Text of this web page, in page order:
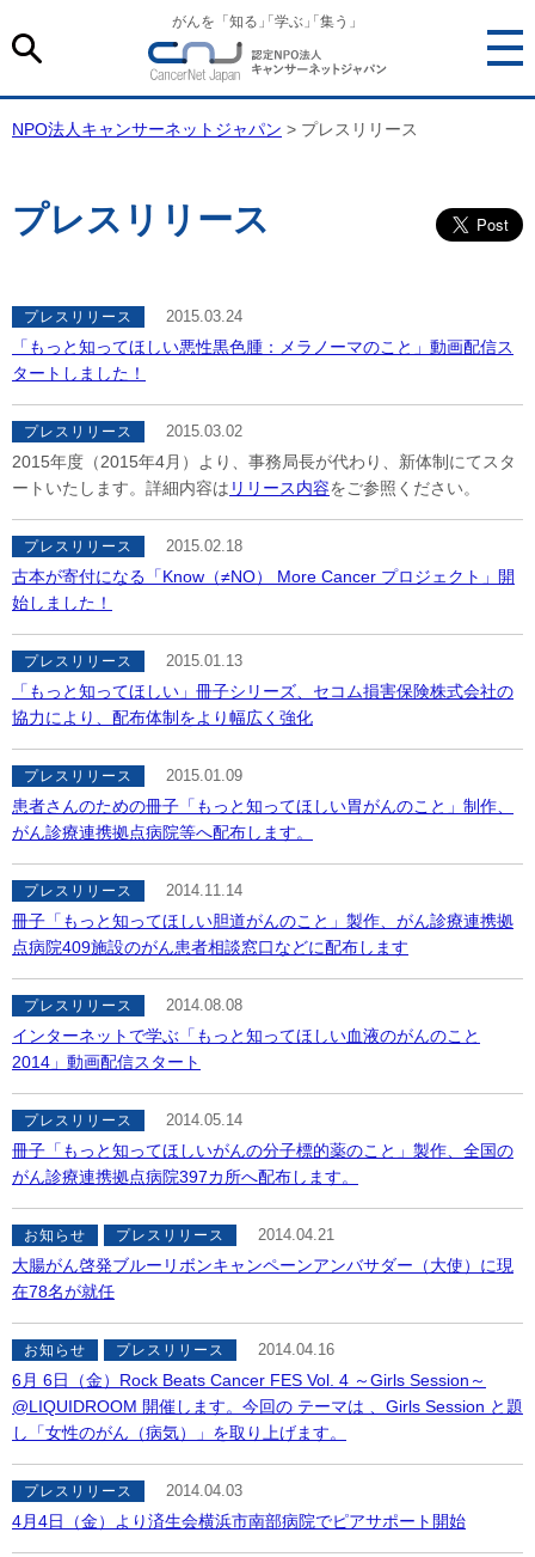
がんを「知る 「学ぶ 「集う」
NPO法人キャンサーネットジャパン > プレスリリース
プレスリリース
プレスリリース 2015.03.24
「もっと知ってほしい悪性黒色腫：メラノーマのこと」動画配信ス
タートしました！
プレスリリース 2015.03.02
2015年度（2015年4月）より、事務局長が代わり、新体制にてスタ
ートいたします。詳細内容は リリース内容をご参照ください。
プレスリリース 2015.02.18
古本が寄付になる「Know（≠NO） More Cancer プロジェクト」開
始しました！
プレスリリース 2015.01.13
「もっと知ってほしい」冊子シリーズ、セコム損害保険株式会社の
協力により、配布体制をより幅広く強化
プレスリリース 2015.01.09
患者さんのための冊子「もっと知ってほしい胃がんのこと」制作、
がん診療連携拠点病院等へ配布します。
プレスリリース 2014.11.14
冊子「もっと知ってほしい胆道がんのこと」製作、がん診療連携拠
点病院409施設のがん患者相談窓口などに配布します
プレスリリース 2014.08.08
インターネットで学ぶ「もっと知ってほしい血液のがんのこと
2014」動画配信スタート
プレスリリース 2014.05.14
冊子「もっと知ってほしいがんの分子標的薬のこと」製作、全国の
がん診療連携拠点病院397カ所へ配布します。
お知らせ プレスリリース 2014.04.21
大腸がん啓発ブルーリボンキャンペーンアンバサダー（大使）に現
在78名が就任
お知らせ プレスリリース 2014.04.16
6月 6日（金）Rock Beats Cancer FES Vol. 4 ～Girls Session～
@LIQUIDROOM 開催します。今回の テーマは 、Girls Session と題
し「女性のがん（病気）」を取り上げます。
プレスリリース 2014.04.03
4月4日（金）より済生会横浜市南部病院でピアサポート開始